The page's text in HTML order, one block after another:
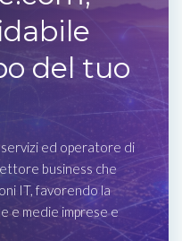
del tuo
ed operatore di
business che
IT, favorendo la
e medie imprese e